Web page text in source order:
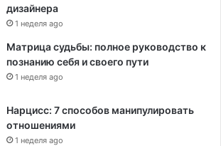
дизайнера
1 неделя ago
Матрица судьбы: полное руководство к
познанию себя и своего пути
1 неделя ago
Нарцисс: 7 способов манипулировать
отношениями
1 неделя ago